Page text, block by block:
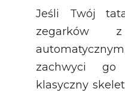
Jeśli Twój
zegarków z
zachwyci
klasyczny